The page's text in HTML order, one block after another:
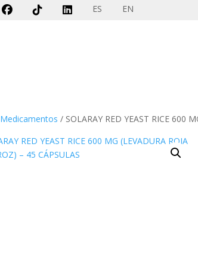
ES EN
Medicamentos / SOLARAY RED YEAST RICE 600